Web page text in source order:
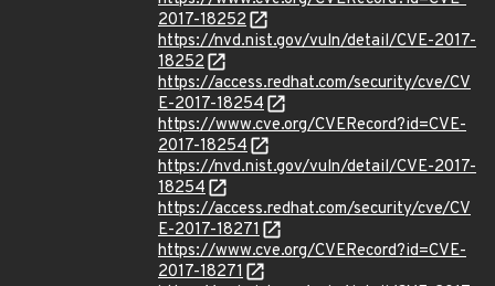
2017-18252
https://nvd.nist.gov/vuln/detail/CVE-2017-
18252
https://access.redhat.com/security/cve/CV
E-2017-18254
https://www.cve.org/CVERecord?id=CVE-
2017-18254
https://nvd.nist.gov/vuln/detail/CVE-2017-
18254
https://access.redhat.com/security/cve/CV
E-2017-18271
https://www.cve.org/CVERecord?id=CVE-
2017-18271